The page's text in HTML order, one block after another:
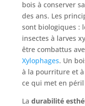
bois à conserver
des ans. Les
sont biologiques :
insectes à larves
être combattus
Xylophages. Un
à la pourriture et
ce qui met en
La durabilité